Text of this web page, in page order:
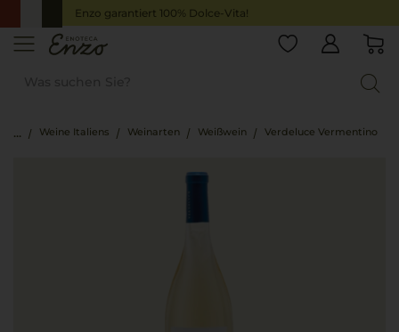
Enzo garantiert 100% Dolce-Vita!
Weine Italiens Weinarten Weißwein Verdeluce Vermentino